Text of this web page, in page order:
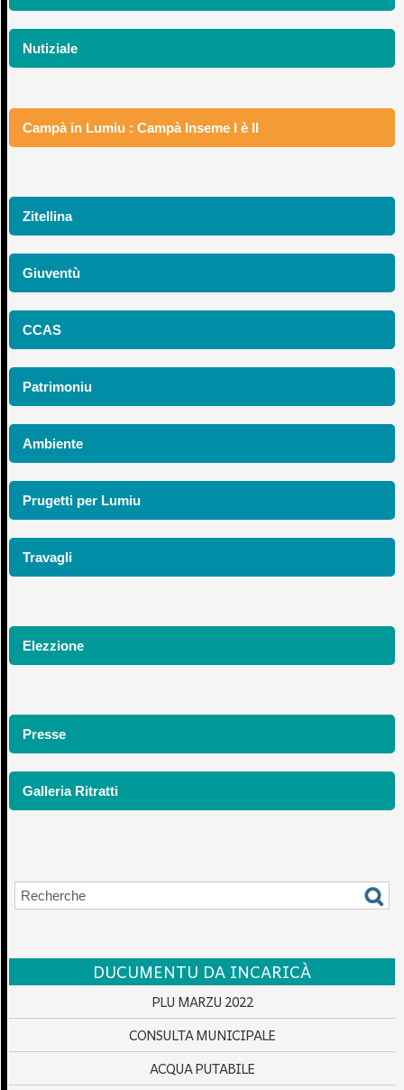
Nutiziale
Campà in Lumiu : Campà Inseme I è II
Zitellina
Giuventù
CCAS
Patrimoniu
Ambiente
Prugetti per Lumiu
Travagli
Elezzione
Presse
Galleria Ritratti
DUCUMENTU DA INCARICÀ
PLU MARZU 2022
CONSULTA MUNICIPALE
ACQUA PUTABILE